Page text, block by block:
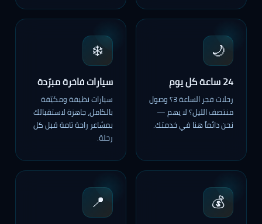
🌙
24 ساعة كل يوم
رحلات فجر الساعة 3؟ وصول
منتصف الليل؟ لا يهم —
نحن دائماً هنا في خدمتك.
❄️
سيارات فاخرة مبرّدة
سيارات نظيفة ومكيّفة
بالكامل، جاهزة لاستقبالك
بمشاعر راحة تامة قبل كل
رحلة.
💰
📍